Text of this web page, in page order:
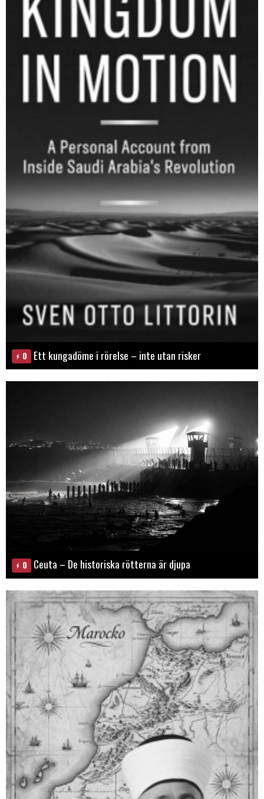
0 Ett kungadöme i rörelse – inte utan risker
0 Ceuta – De historiska rötterna är djupa